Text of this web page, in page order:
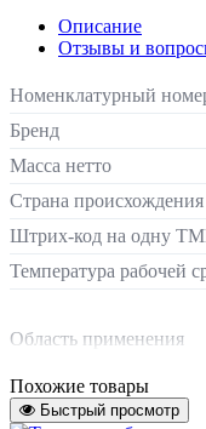
Описание
Отзывы и
Номенклатурный
Бренд
Масса нетто
Страна происхождения
Штрих-код на одну
Температура рабочей
Область применения
Комплект поставки
Похожие товары
Быстрый просмотр